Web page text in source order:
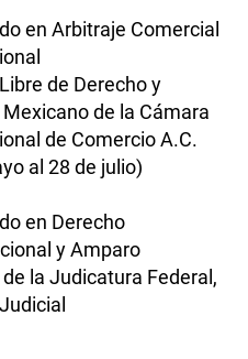
en Arbitraje Comercial
de Derecho y
de la Cámara
de Comercio A.C.
al 28 de julio)
en Derecho
y Amparo
la Judicatura Federal,